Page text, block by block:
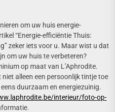
om uw huis energie-
“Energie-efficiëntie Thuis:
zeker iets voor u. Maar wist u dat
om uw huis te verbeteren?
op maat van L’Aphrodite.
alleen een persoonlijk tintje toe
duurzaam en energiezuinig.
interieur/foto-op-